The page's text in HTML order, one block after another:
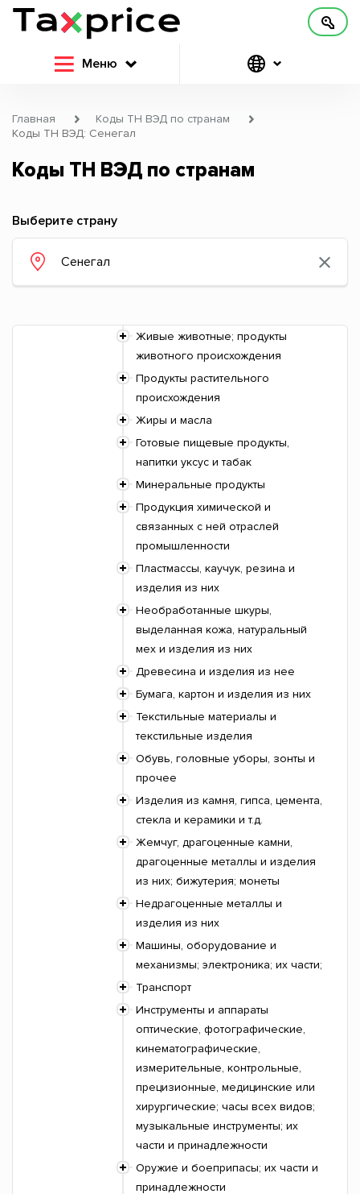
Меню
Главная
Коды ТН ВЭД по странам
Коды ТН ВЭД: Сенегал
Коды ТН ВЭД по странам
Выберите страну
Живые животные; продукты
животного происхождения
Продукты растительного
происхождения
Жиры и масла
Готовые пищевые продукты,
напитки уксус и табак
Минеральные продукты
Продукция химической и
связанных с ней отраслей
промышленности
Пластмассы, каучук, резина и
изделия из них
Необработанные шкуры,
выделанная кожа, натуральный
мех и изделия из них
Древесина и изделия из нее
Бумага, картон и изделия из них
Текстильные материалы и
текстильные изделия
Обувь, головные уборы, зонты и
прочее
Изделия из камня, гипса, цемента,
стекла и керамики и т.д.
Жемчуг, драгоценные камни,
драгоценные металлы и изделия
из них; бижутерия; монеты
Недрагоценные металлы и
изделия из них
Машины, оборудование и
механизмы; электроника; их части;
Транспорт
Инструменты и аппараты
оптические, фотографические,
кинематографические,
измерительные, контрольные,
прецизионные, медицинские или
хирургические; часы всех видов;
музыкальные инструменты; их
части и принадлежности
Оружие и боеприпасы; их части и
принадлежности